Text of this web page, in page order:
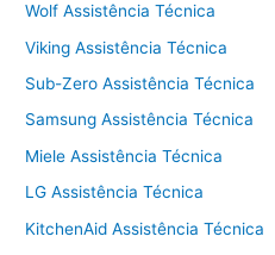
Wolf Assistência Técnica
Viking Assistência Técnica
Sub-Zero Assistência Técnica
Samsung Assistência Técnica
Miele Assistência Técnica
LG Assistência Técnica
KitchenAid Assistência Técnica